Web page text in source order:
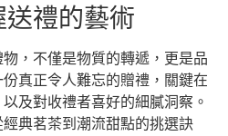
禮的藝術
，不僅是物質的轉遞，更是品
真正令人難忘的贈禮，關鍵在
及對收禮者喜好的細膩洞察。
典茗茶到潮流甜點的挑選訣